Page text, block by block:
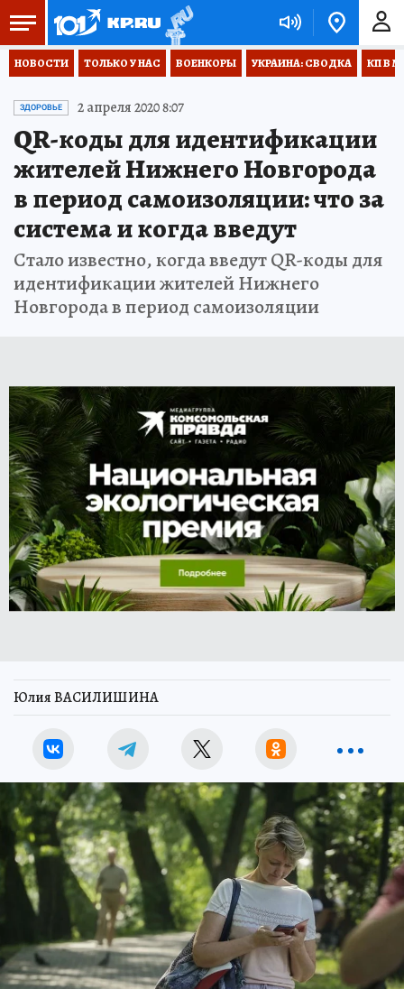
НОВОСТИ ТОЛЬКО У НАС ВОЕНКОРЫ УКРАИНА: СВОДКА КП В
ЗДОРОВЬЕ 2 апреля 2020 8:07
QR-коды для идентификации
жителей Нижнего Новгорода
в период самоизоляции: что за
система и когда введут
Стало известно, когда введут QR-коды для
идентификации жителей Нижнего
Новгорода в период самоизоляции
Юлия ВАСИЛИШИНА